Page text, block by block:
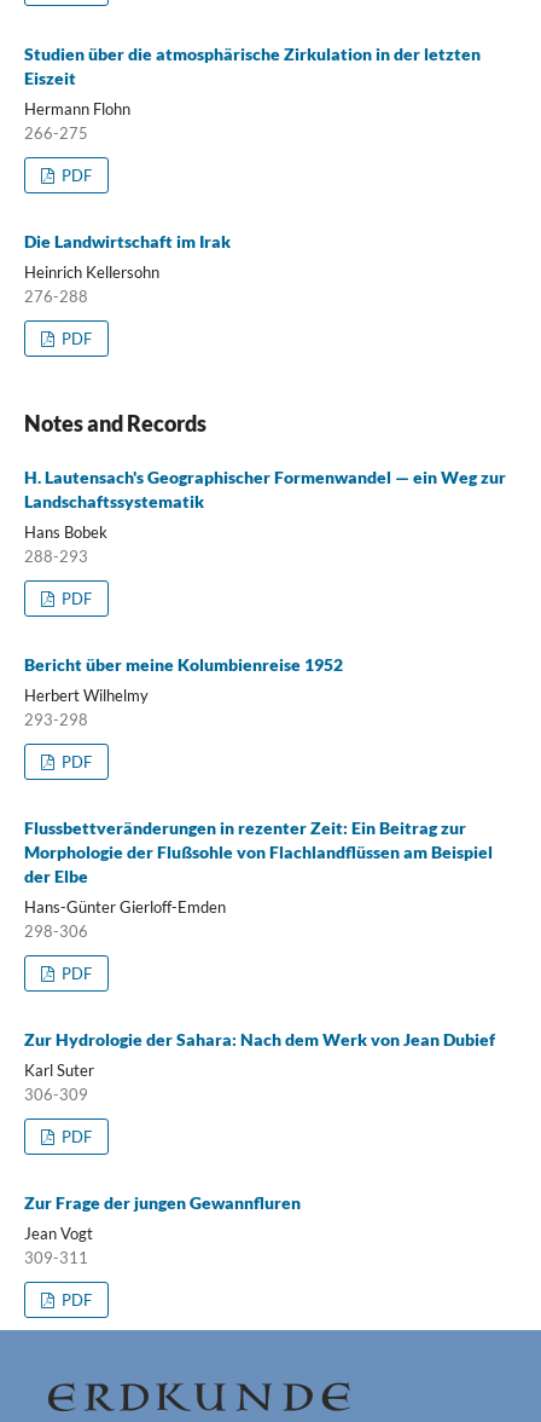
Studien über die atmosphärische Zirkulation in der letzten
Eiszeit
Hermann Flohn
266-275
PDF
Die Landwirtschaft im Irak
Heinrich Kellersohn
276-288
PDF
Notes and Records
H. Lautensach's Geographischer Formenwandel — ein Weg zur
Landschaftssystematik
Hans Bobek
288-293
PDF
Bericht über meine Kolumbienreise 1952
Herbert Wilhelmy
293-298
PDF
Flussbettveränderungen in rezenter Zeit: Ein Beitrag zur
Morphologie der Flußsohle von Flachlandflüssen am Beispiel
der Elbe
Hans-Günter Gierloff-Emden
298-306
PDF
Zur Hydrologie der Sahara: Nach dem Werk von Jean Dubief
Karl Suter
306-309
PDF
Zur Frage der jungen Gewannfluren
Jean Vogt
309-311
PDF